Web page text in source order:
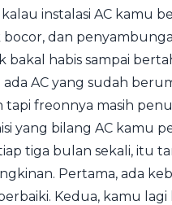
instalasi AC kamu
dan
bakal habis sampai
AC yang sudah
freonnya masih
yang bilang AC kamu
tiga bulan sekali, itu
Pertama, ada
Kedua, kamu lagi